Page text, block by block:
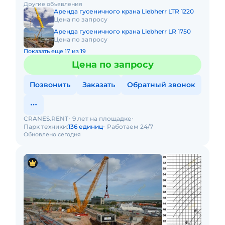
Макс.
Другие объявления
Аренда гусеничного крана Liebherr LTR 1220
Цена по запросу
Аренда гусеничного крана Liebherr LR 1750
Цена по запросу
Показать еще 17 из 19
Цена по запросу
Позвонить Заказать Обратный звонок
Обновлено сегодня
CRANES.RENT 9 лет на площадке
Парк техники:136 единиц Работаем 24/7